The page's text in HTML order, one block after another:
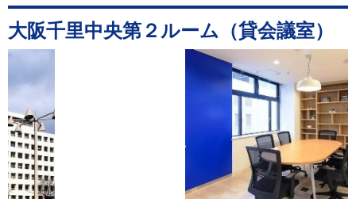
大阪千里中央第２ルーム（貸会議室）